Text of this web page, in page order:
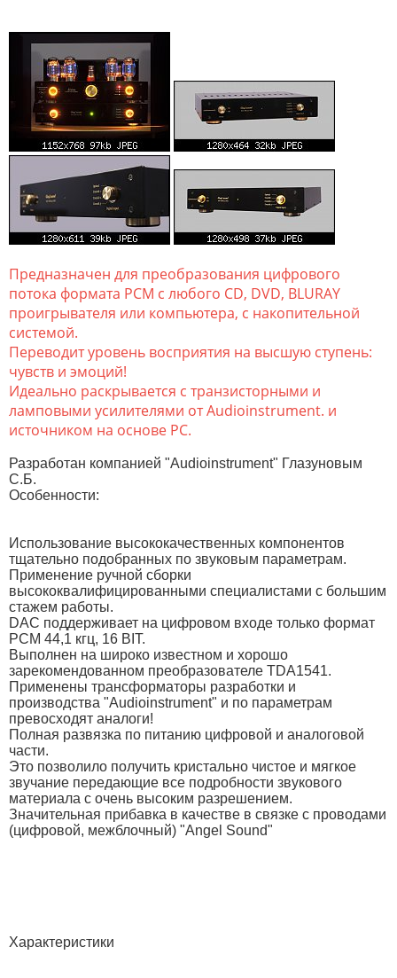
Предназначен для преобразования цифрового
потока формата PCM с любого CD, DVD, BLURAY
проигрывателя или компьютера, с накопительной
системой.
Переводит уровень восприятия на высшую ступень:
чувств и эмоций!
Идеально раскрывается с транзисторными и
ламповыми усилителями от Audioinstrument. и
источником на основе PC.
Разработан компанией "Audioinstrument" Глазуновым
С.Б.
Особенности:
Использование высококачественных компонентов
тщательно подобранных по звуковым параметрам.
Применение ручной сборки
высококвалифицированными специалистами с большим
стажем работы.
DAC поддерживает на цифровом входе только формат
PCM 44,1 кгц, 16 BIT.
Выполнен на широко известном и хорошо
зарекомендованном преобразователе TDA1541.
Применены трансформаторы разработки и
производства "Audioinstrument" и по параметрам
превосходят аналоги!
Полная развязка по питанию цифровой и аналоговой
части.
Это позволило получить кристально чистое и мягкое
звучание передающие все подробности звукового
материала с очень высоким разрешением.
Значительная прибавка в качестве в связке с проводами
(цифровой, межблочный) "Angel Sound"
Характеристики